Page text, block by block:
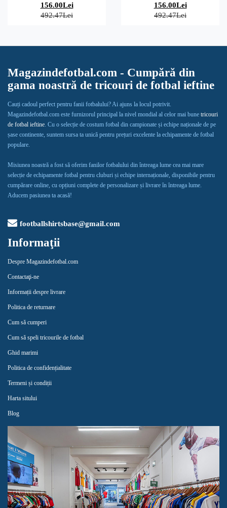
156.00Lei
492.47Lei
156.00Lei
492.47Lei
Magazindefotbal.com - Cumpără din
gama noastră de tricouri de fotbal ieftine
Cauți cadoul perfect pentru fanii fotbalului? Ai ajuns la locul potrivit.
Magazindefotbal.com este furnizorul principal la nivel mondial al celor mai bune tricouri
de fotbal ieftine. Cu o selecție de costum fotbal din campionate și echipe naționale de pe
șase continente, suntem sursa ta unică pentru prețuri excelente la echipamente de fotbal
populare.
Misiunea noastră a fost să oferim fanilor fotbalului din întreaga lume cea mai mare
selecție de echipamente fotbal pentru cluburi și echipe internaționale, disponibile pentru
cumpărare online, cu opțiuni complete de personalizare și livrare în întreaga lume.
Aducem pasiunea ta acasă!
footballshirtsbase@gmail.com
Informaţii
Despre Magazindefotbal.com
Contactaţi-ne
Informații despre livrare
Politica de returnare
Cum să cumperi
Cum să speli tricourile de fotbal
Ghid marimi
Politica de confidențialitate
Termeni și condiții
Harta sitului
Blog